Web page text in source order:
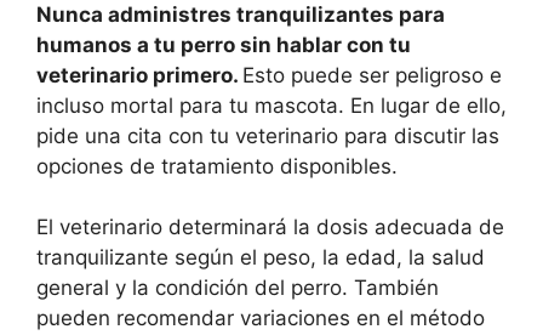
Nunca administres tranquilizantes para
humanos a tu perro sin hablar con tu
veterinario primero. Esto puede ser peligroso e
incluso mortal para tu mascota. En lugar de ello,
pide una cita con tu veterinario para discutir las
opciones de tratamiento disponibles.
El veterinario determinará la dosis adecuada de
tranquilizante según el peso, la edad, la salud
general y la condición del perro. También
pueden recomendar variaciones en el método